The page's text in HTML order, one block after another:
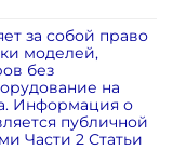
за собой право
моделей,
без
на
Информация о
публичной
Части 2 Статьи